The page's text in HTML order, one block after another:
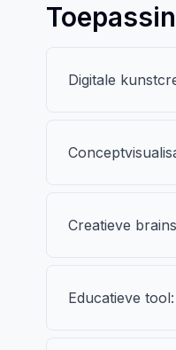
Digitale
Creatieve
Educatieve